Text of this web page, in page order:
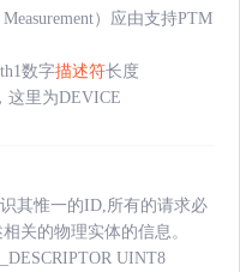
Measurement）应由支持PTM
数字描述符长度
这里为DEVICE
其惟一的ID,所有的请求必
关的物理实体的信息。
UINT8